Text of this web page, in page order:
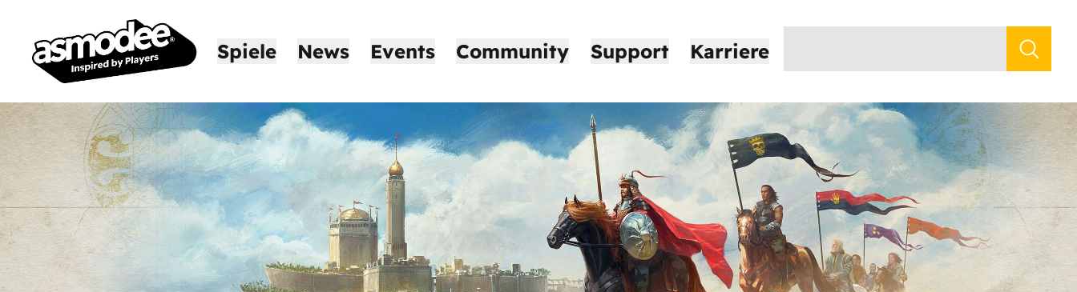
Spiele News Events Community Support Karriere